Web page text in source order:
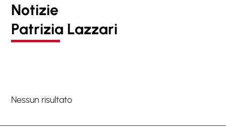
Notizie
Patrizia Lazzari
Nessun risultato